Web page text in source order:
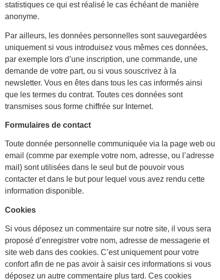
statistiques ce qui est réalisé le cas échéant de manière
anonyme.
Par ailleurs, les données personnelles sont sauvegardées
uniquement si vous introduisez vous mêmes ces données,
par exemple lors d’une inscription, une commande, une
demande de votre part, ou si vous souscrivez à la
newsletter. Vous en êtes dans tous les cas informés ainsi
que les termes du contrat. Toutes ces données sont
transmises sous forme chiffrée sur Internet.
Formulaires de contact
Toute donnée personnelle communiquée via la page web ou
email (comme par exemple votre nom, adresse, ou l’adresse
mail) sont utilisées dans le seul but de pouvoir vous
contacter et dans le but pour lequel vous avez rendu cette
information disponible.
Cookies
Si vous déposez un commentaire sur notre site, il vous sera
proposé d’enregistrer votre nom, adresse de messagerie et
site web dans des cookies. C’est uniquement pour votre
confort afin de ne pas avoir à saisir ces informations si vous
déposez un autre commentaire plus tard. Ces cookies